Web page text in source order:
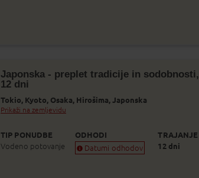
Japonska - preplet tradicije in sodobnosti,
12 dni
Tokio, Kyoto, Osaka, Hirošima, Japonska
Prikaži na zemljevidu
TIP PONUDBE
Vodeno potovanje
ODHODI
Datumi odhodov
TRAJANJE
12 dni